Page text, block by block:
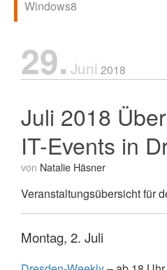
Windows8
29. Juni 2018
Juli 2018
IT-Events in
von Natalie Häsner
Veranstaltungsübersicht für
Montag, 2. Juli